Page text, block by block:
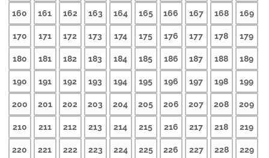
160 161 162 163 164 165 166 167 168 169
170 171 172 173 174 175 176 177 178 179
180 181 182 183 184 185 186 187 188 189
190 191 192 193 194 195 196 197 198 199
200 201 202 203 204 205 206 207 208 209
210 211 212 213 214 215 216 217 218 219
220 221 222 223 224 225 226 227 228 229